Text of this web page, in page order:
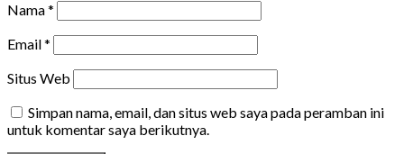
Nama*
Email*
Situs Web
Simpan nama, email, dan situs web saya pada peramban ini
untuk komentar saya berikutnya.